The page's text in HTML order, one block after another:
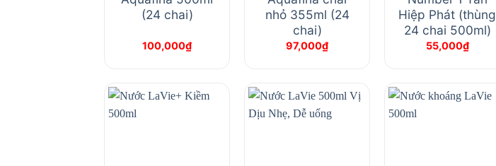
(24 chai)
100,000₫
nhỏ 355ml (24
chai)
97,000₫
Hiệp Phát (thùng
24 chai 500ml)
55,000₫